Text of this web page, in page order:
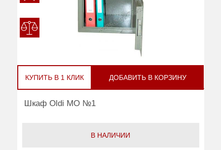
КУПИТЬ В 1 КЛИК ДОБАВИТЬ В КОРЗИНУ
Шкаф Oldi МО №1
В НАЛИЧИИ